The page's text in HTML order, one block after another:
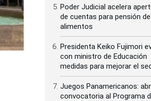
Poder Judicial acelera
de cuentas para pensión de
alimentos
Presidenta Keiko Fujimori
con ministro de Educación
medidas para mejorar el
Juegos Panamericanos:
convocatoria al Programa